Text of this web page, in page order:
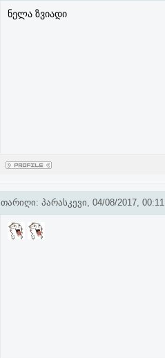
ნელა ზვიადი
თარიღი: პარასკევი, 04/08/2017,